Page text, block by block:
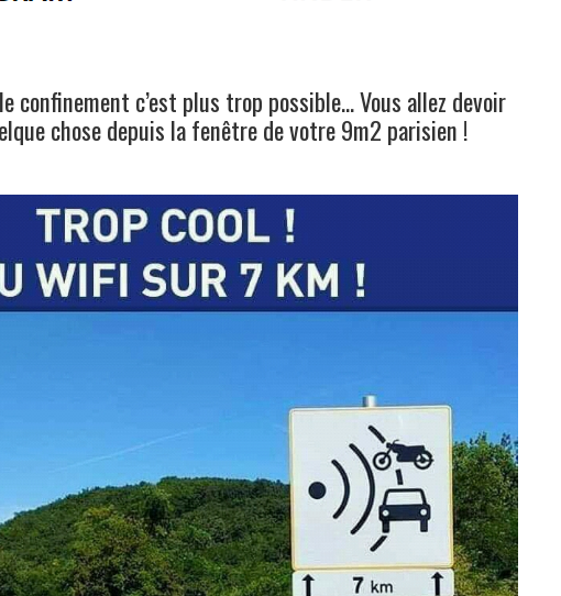
confinement c’est plus trop possible… Vous allez devoir
chose depuis la fenêtre de votre 9m2 parisien !